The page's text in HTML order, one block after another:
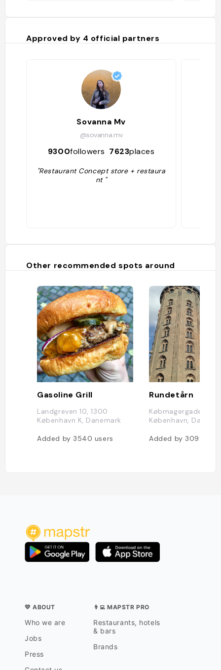
Approved by 4 official partners
Sovanna Mv
@sovanna.mv
9300followers 7623places
"Restaurant Concept store + restaura
nt "
Other recommended spots around
Gasoline Grill
Landgreven 10, 1300
København K, Danemark
Added by 3540 users
Rundetårn
Købmagergade 52A,
København,
Added by 3092
💛 ABOUT
Who we are
Jobs
Press
👨‍💻 MAPSTR PRO
Restaurants, hotels
& bars
Brands